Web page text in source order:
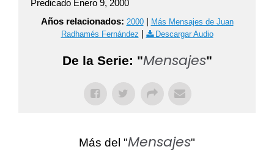
Predicado Enero 9, 2000
Años relacionados: 2000| Más Mensajes de Juan
Radhamés Fernández | Descargar Audio
De la Serie: "Mensajes"
Más del "Mensajes"